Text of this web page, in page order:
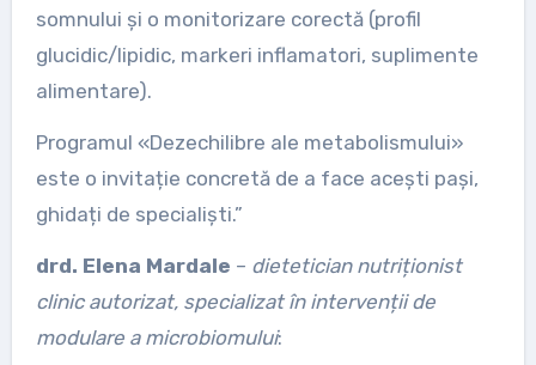
somnului și o monitorizare corectă (profil
glucidic/lipidic, markeri inflamatori, suplimente
alimentare).
Programul «Dezechilibre ale metabolismului»
este o invitație concretă de a face acești pași,
ghidați de specialiști.”
drd. Elena Mardale – dietetician nutriționist
clinic autorizat, specializat în intervenții de
modulare a microbiomului: